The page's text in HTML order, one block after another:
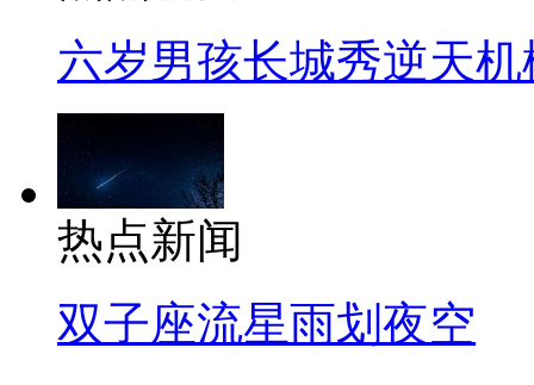
六岁男孩长城秀逆天机
热点新闻
双子座流星雨划夜空